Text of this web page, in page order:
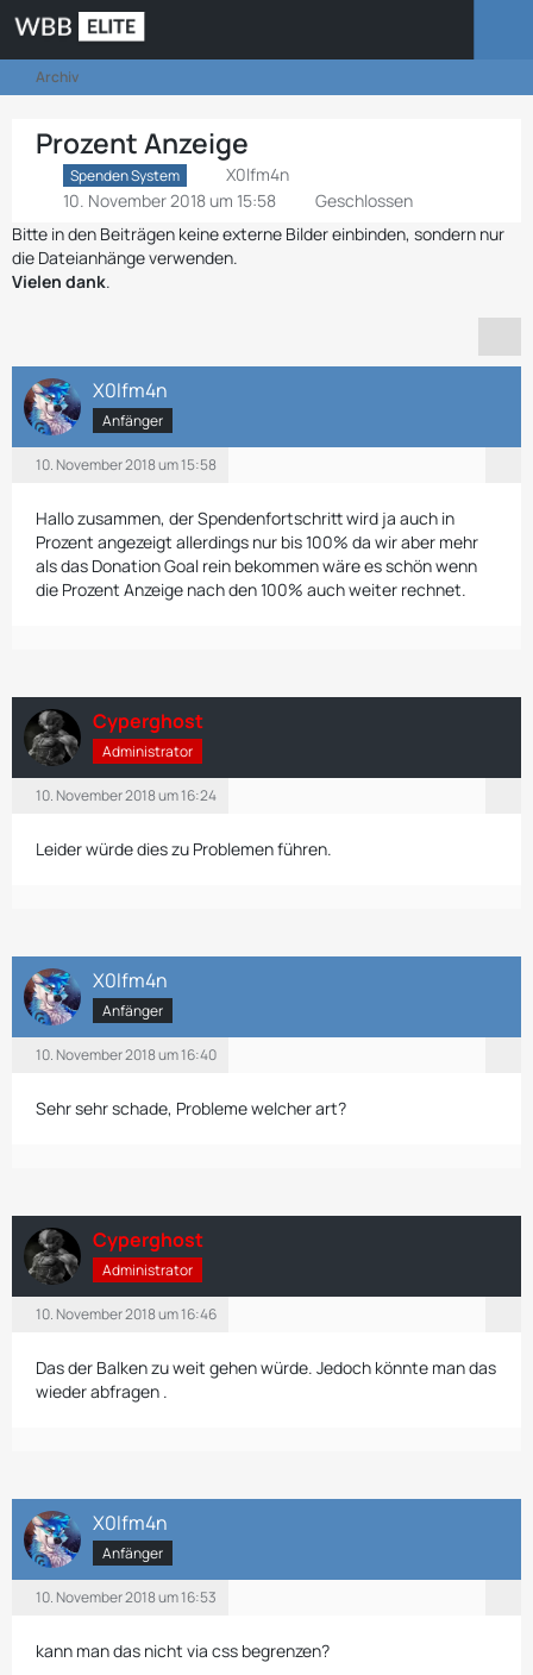
Archiv
Prozent Anzeige
Spenden System
X0lfm4n
10. November 2018 um 15:58
Geschlossen
Bitte in den Beiträgen keine externe Bilder einbinden, sondern nur
die Dateianhänge verwenden.
Vielen dank.
X0lfm4n
Anfänger
10. November 2018 um 15:58
Hallo zusammen, der Spendenfortschritt wird ja auch in
Prozent angezeigt allerdings nur bis 100% da wir aber mehr
als das Donation Goal rein bekommen wäre es schön wenn
die Prozent Anzeige nach den 100% auch weiter rechnet.
Cyperghost
Administrator
10. November 2018 um 16:24
Leider würde dies zu Problemen führen.
X0lfm4n
Anfänger
10. November 2018 um 16:40
Sehr sehr schade, Probleme welcher art?
Cyperghost
Administrator
10. November 2018 um 16:46
Das der Balken zu weit gehen würde. Jedoch könnte man das
wieder abfragen .
X0lfm4n
Anfänger
10. November 2018 um 16:53
kann man das nicht via css begrenzen?